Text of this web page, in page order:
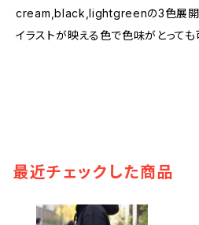
cream,black,lightgreenの3色展開
イラストが映える色で色味がとっても
最近チェックした商品